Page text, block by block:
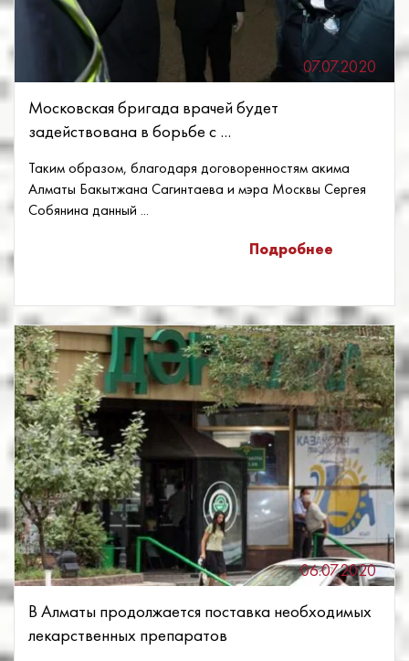
07.07.2020
Московская бригада врачей будет
задействована в борьбе с ...
Таким образом, благодаря договоренностям акима
Алматы Бакытжана Сагинтаева и мэра Москвы Сергея
Собянина данный ...
Подробнее
06.07.2020
В Алматы продолжается поставка необходимых
лекарственных препаратов